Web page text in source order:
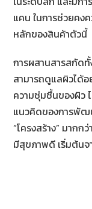
แคน ในการช่วยคง
หลักของสินค้าตัวนี้
การผสานสารสกัด
สามารถดูแลผิวได้
ความชุ่มชื้นของผิว
แนวคิดของการพัฒ
“โครงสร้าง” มาก
มีสุขภาพดี เริ่มต้นจ